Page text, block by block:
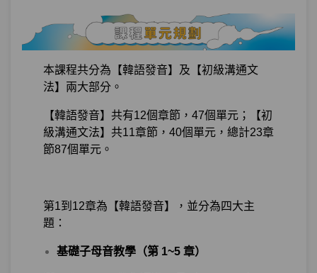
本課程共分為【韓語發音】及【初級溝通文
法】兩大部分。
【韓語發音】共有12個章節，47個單元；【初
級溝通文法】共11章節，40個單元，總計23章
節87個單元。
第1到12章為【韓語發音】，並分為四大主
題：
基礎子母音教學（第 1~5 章）